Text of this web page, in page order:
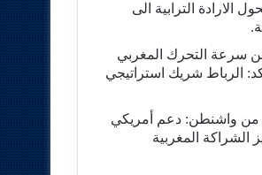
الارادة الترابية الى
سرعة التحرك المغربي
الرباط شريك استراتيجي
من واشنطن: دعم أمريكي
الشراكة المغربية